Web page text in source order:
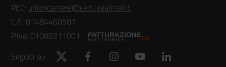
PEC: unioncamere@cert.legalmail.it
C.F.: 01484460587
P.Iva: 01000211001
Seguici su:
Twitter Facebook Instagram YouTube